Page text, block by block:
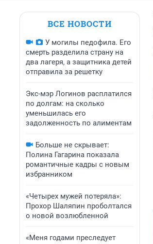
ВСЕ НОВОСТИ
У могилы педофила. Его
смерть разделила страну на
два лагеря, а защитника детей
отправила за решетку
Экс-мэр Логинов расплатился
по долгам: на сколько
уменьшилась его
задолженность по алиментам
Больше не скрывает:
Полина Гагарина показала
романтичные кадры с новым
избранником
«Четырех мужей потеряла»:
Прохор Шаляпин проболтался
о новой возлюбленной
«Меня годами преследует